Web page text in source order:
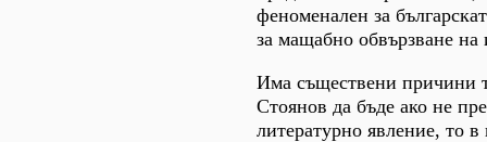
феноменален за
за мащабно обвързване на
Има съществени причини
Стоянов да бъде ако не
литературно явление, то в